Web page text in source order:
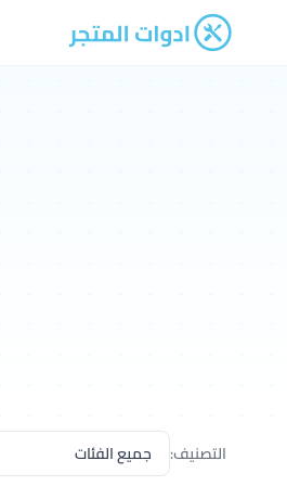
ادوات المتجر
التصنيف: